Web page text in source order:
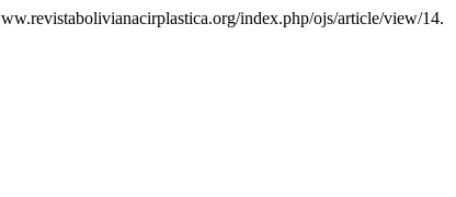
index.php/ojs/article/view/14.